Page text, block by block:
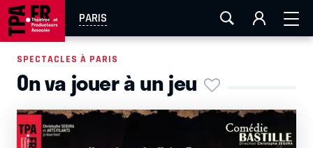
PARIS
AIX-MARSEILLE LA ROCHELLE
EN TOURNÉE
SPECTACLES À PARIS
On va jouer à un jeu